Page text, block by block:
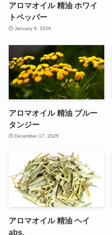
アロマオイル 精油 ホワイ
トペッパー
January 9, 2026
アロマオイル 精油 ブルー
タンジー
December 17, 2025
アロマオイル 精油 ヘイ
abs.